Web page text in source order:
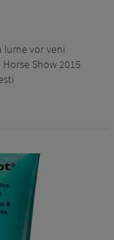
lume vor veni
Show 2015